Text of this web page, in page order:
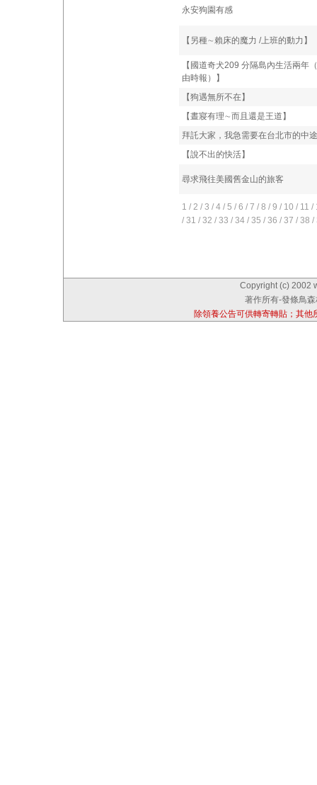
永安狗園有感
【另種∼賴床的魔力 /上班的動力】
【國道奇犬209 分隔島內生活兩年
由時報）】
【狗遇無所不在】
【晝寢有理∼而且還是王道】
拜託大家，我急需要在台北市的中途
【說不出的快活】
尋求飛往美國舊金山的旅客
1 / 2 / 3 / 4 / 5 / 6 / 7 / 8 / 9 / 10 / 11 /
/ 31 / 32 / 33 / 34 / 35 / 36 / 37 / 38 /
Copyright (c) 2002
著作所有-發條鳥
除領養公告可供轉寄轉貼；其